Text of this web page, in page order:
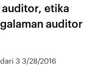
etika
auditor
3 3/28/2016